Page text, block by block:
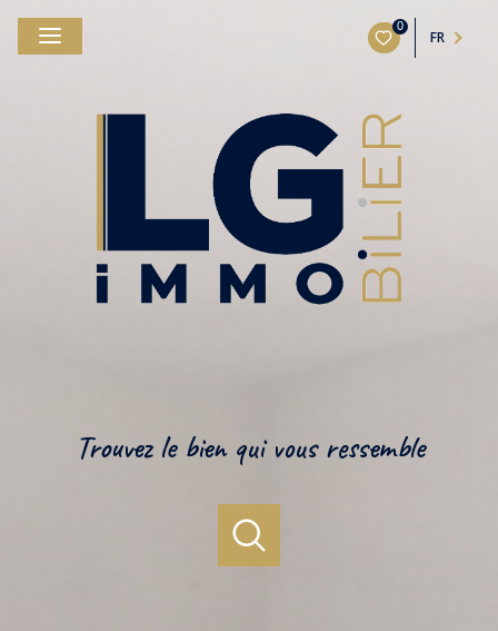
0
FR
Trouvez le bien qui vous ressemble